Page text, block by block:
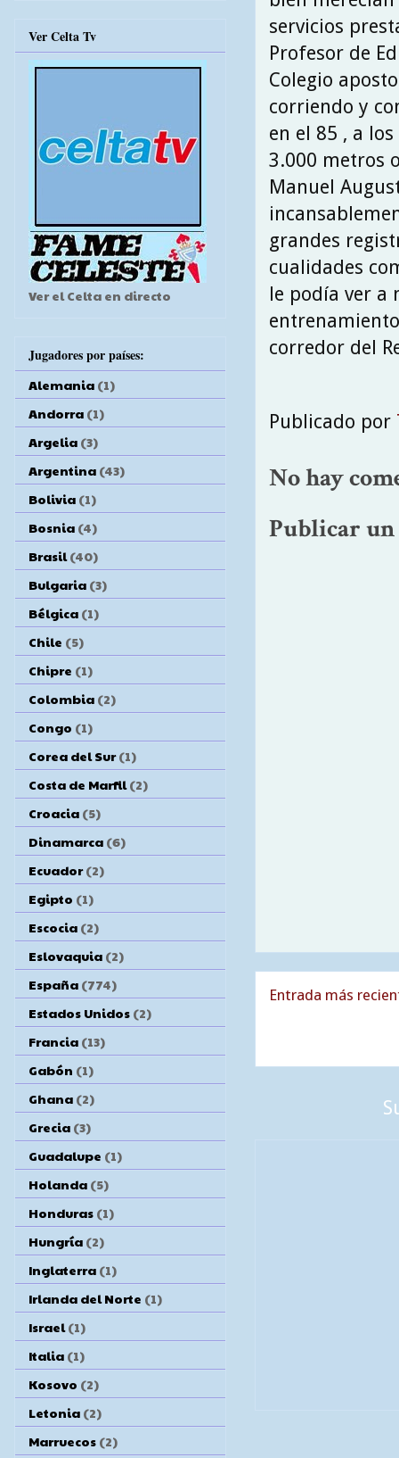
servicios
Profesor de
Colegio
corriendo y
en el 85 , a
3.000 metros
Manuel
grandes
cualidades
le podía ver a
corredor del
Publicado por
No hay
Publicar
Entrada más
Ver Celta Tv
Ver el Celta en directo
Jugadores por países:
Alemania (1)
Andorra (1)
Argelia (3)
Argentina (43)
Bolivia (1)
Bosnia (4)
Brasil (40)
Bulgaria (3)
Bélgica (1)
Chile (5)
Chipre (1)
Colombia (2)
Congo (1)
Corea del Sur (1)
Costa de Marfil (2)
Croacia (5)
Dinamarca (6)
Ecuador (2)
Egipto (1)
Escocia (2)
Eslovaquia (2)
España (774)
Estados Unidos (2)
Francia (13)
Gabón (1)
Ghana (2)
Grecia (3)
Guadalupe (1)
Holanda (5)
Honduras (1)
Hungría (2)
Inglaterra (1)
Irlanda del Norte (1)
Israel (1)
Italia (1)
Kosovo (2)
Letonia (2)
Marruecos (2)